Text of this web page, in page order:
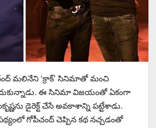
మలినేని ‘క్రాక్’ సినిమాతో మంచి
ఈ సినిమా విజయంతో ఏకంగా
డైరెక్ట్ చేసే అవకాశాన్ని పట్టేశాడు.
గోపీచంద్ చెప్పిన కథ నచ్చడంతో